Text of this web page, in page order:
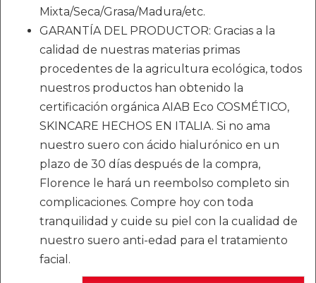
Mixta/Seca/Grasa/Madura/etc.
GARANTÍA DEL PRODUCTOR: Gracias a la
calidad de nuestras materias primas
procedentes de la agricultura ecológica, todos
nuestros productos han obtenido la
certificación orgánica AIAB Eco COSMÉTICO,
SKINCARE HECHOS EN ITALIA. Si no ama
nuestro suero con ácido hialurónico en un
plazo de 30 días después de la compra,
Florence le hará un reembolso completo sin
complicaciones. Compre hoy con toda
tranquilidad y cuide su piel con la cualidad de
nuestro suero anti-edad para el tratamiento
facial.